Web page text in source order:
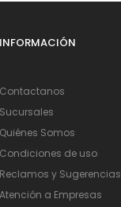
INFORMACIÓN
Contactanos
Sucursales
Quiénes Somos
Condiciones de uso
Reclamos y Sugerencias
Atención a Empresas